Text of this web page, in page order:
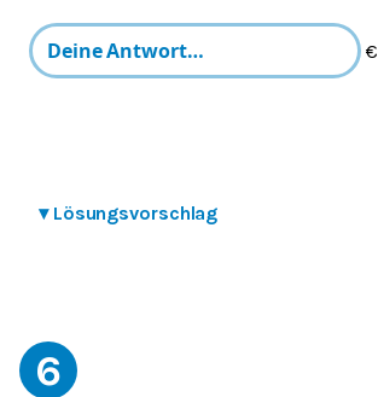
€
▾ Lösungsvorschlag
6